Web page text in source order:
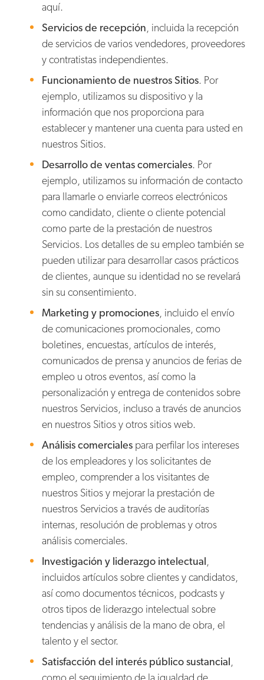
aquí.
Servicios de recepción , incluida la recepción
de servicios de varios vendedores, proveedores
y contratistas independientes.
Funcionamiento de nuestros Sitios. Por
ejemplo, utilizamos su dispositivo y la
información que nos proporciona para
establecer y mantener una cuenta para usted en
nuestros Sitios.
Desarrollo de ventas comerciales. Por
ejemplo, utilizamos su información de contacto
para llamarle o enviarle correos electrónicos
como candidato, cliente o cliente potencial
como parte de la prestación de nuestros
Servicios. Los detalles de su empleo también se
pueden utilizar para desarrollar casos prácticos
de clientes, aunque su identidad no se revelará
sin su consentimiento.
Marketing y promociones , incluido el envío
de comunicaciones promocionales, como
boletines, encuestas, artículos de interés,
comunicados de prensa y anuncios de ferias de
empleo u otros eventos, así como la
personalización y entrega de contenidos sobre
nuestros Servicios, incluso a través de anuncios
en nuestros Sitios y otros sitios web.
Análisis comerciales para perfilar los intereses
de los empleadores y los solicitantes de
empleo, comprender a los visitantes de
nuestros Sitios y mejorar la prestación de
nuestros Servicios a través de auditorías
internas, resolución de problemas y otros
análisis comerciales.
Investigación y liderazgo intelectual
incluidos artículos sobre clientes y candidatos,
así como documentos técnicos, podcasts y
otros tipos de liderazgo intelectual sobre
tendencias y análisis de la mano de obra, el
talento y el sector.
Satisfacción del interés público sustancial
como el seguimiento de la igualdad de